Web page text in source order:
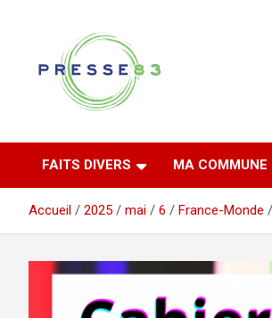
Presse 83
FAITS DIVERS MA COMMUNE
Accueil 2025 mai 6 France-Monde